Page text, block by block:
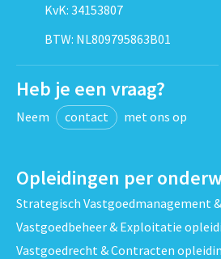
KvK: 34153807
BTW: NL809795863B01
Heb je een vraag?
Neem contact met ons op
Opleidingen per
Strategisch Vastgoedmanagement
Vastgoedbeheer & Exploitatie
Vastgoedrecht & Contracten